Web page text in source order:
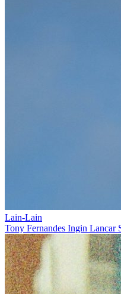
Lain-Lain
Tony Fernandes Ingin Lancar